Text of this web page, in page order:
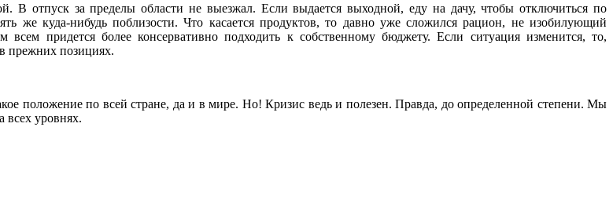
В отпуск за пределы области не выезжал. Если выдается выходной, еду на дачу, чтобы отключиться по
же куда-нибудь поблизости. Что касается продуктов, то давно уже сложился рацион, не изобилующий
придется более консервативно подходить к собственному бюджету. Если ситуация изменится, то,
в прежних позициях.
положение по всей стране, да и в мире. Но! Кризис ведь и полезен. Правда, до определенной степени. Мы
всех уровнях.